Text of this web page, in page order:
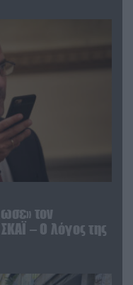
τον
– Ο λόγος της